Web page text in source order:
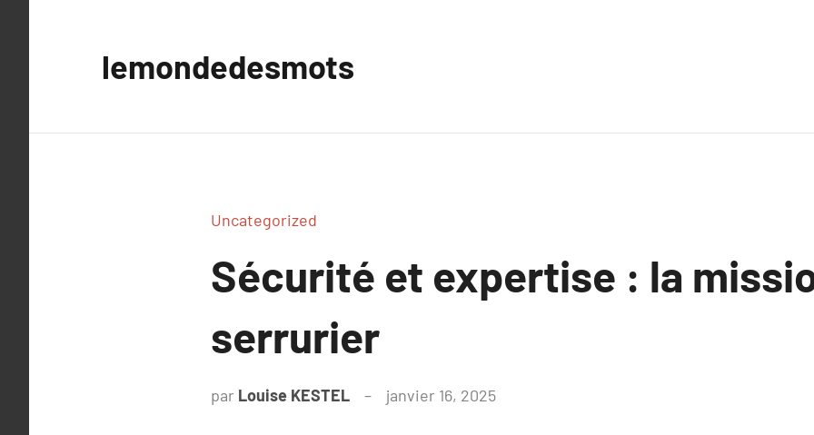
lemondedesmots
Uncategorized
Sécurité et expertise : la
serrurier
par Louise KESTEL janvier 16, 2025